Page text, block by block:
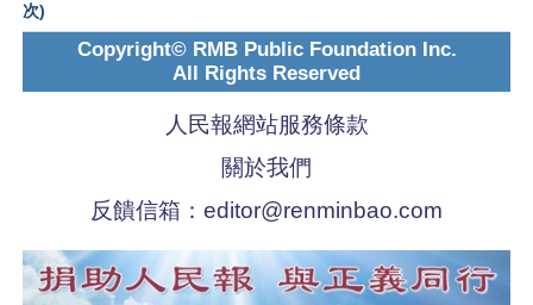
次)
Copyright© RMB Public Foundation Inc.
All Rights Reserved
人民報網站服務條款
關於我們
反饋信箱： editor@renminbao.com